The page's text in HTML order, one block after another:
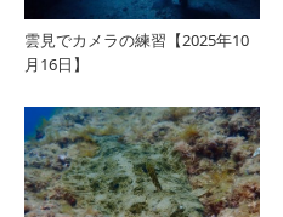
雲見でカメラの練習【2025年10
月16日】